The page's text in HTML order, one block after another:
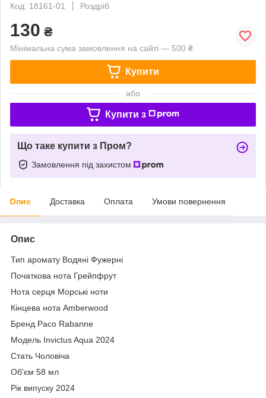
Код: 18161-01
Роздріб
130 ₴
Мінімальна сума замовлення на сайті — 500 ₴
Купити
або
Купити з
Що таке купити з Пром?
Замовлення під захистом
Опис Доставка Оплата Умови повернення
Опис
Тип аромату Водяні Фужерні
Початкова нота Грейпфрут
Нота серця Морські ноти
Кінцева нота Amberwood
Бренд Paco Rabanne
Модель Invictus Aqua 2024
Стать Чоловіча
Об'єм 58 мл
Рік випуску 2024